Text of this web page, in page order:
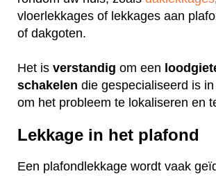
vloerlekkages of lekkages aan
of dakgoten.
Het is verstandig om een
schakelen die gespecialiseerd is in
om het probleem te lokaliseren en
Lekkage in het plafond
Een plafondlekkage wordt vaak